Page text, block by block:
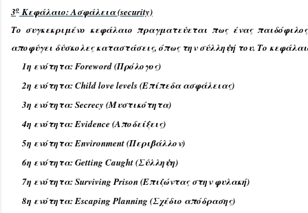
3ο Κεφάλαιο: Ασφάλεια (security)
Το συγκεκριμένο κεφάλαιο πραγματεύεται πως ένας
αποφύγει δύσκολες καταστάσεις, όπως την σύλληψή του. Το
1η ενότητα: Foreword (Πρόλογος)
2η ενότητα: Child love levels (Επίπεδα ασφάλειας)
3η ενότητα: Secrecy (Μυστικότητα)
4η ενότητα: Evidence (Αποδείξεις)
5η ενότητα: Environment (Περιβάλλον)
6η ενότητα: Getting Caught (Σύλληψη)
7η ενότητα: Surviving Prison (Επιζώντας στην φυλακή)
8η ενότητα: Escaping Planning (Σχέδιο απόδρασης)